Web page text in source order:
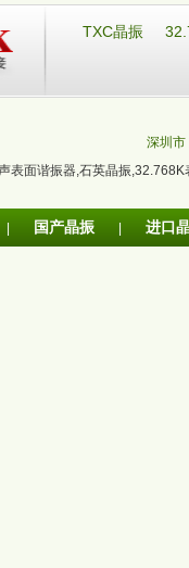
TXC晶振
深圳市
表面谐振器,石英晶振,32.768K
国产晶振 进口